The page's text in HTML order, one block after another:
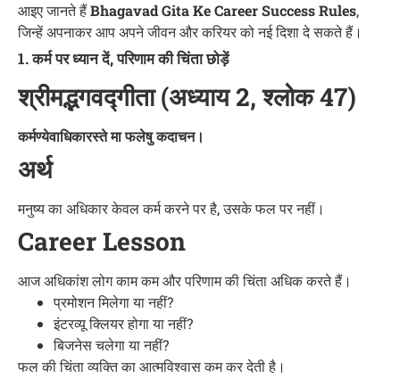
आइए जानते हैंBhagavad Gita Ke Career Success Rules,
जिन्हें अपनाकर आप अपने जीवन और करियर को नई दिशा दे सकते हैं।
1. कर्म पर ध्यान दें, परिणाम की चिंता छोड़ें
श्रीमद्भगवद्गीता (अध्याय 2, श्लोक 47)
कर्मण्येवाधिकारस्ते मा फलेषु कदाचन।
अर्थ
मनुष्य का अधिकार केवल कर्म करने पर है, उसके फल पर नहीं।
Career Lesson
आज अधिकांश लोग काम कम और परिणाम की चिंता अधिक करते हैं।
प्रमोशन मिलेगा या नहीं?
इंटरव्यू क्लियर होगा या नहीं?
बिजनेस चलेगा या नहीं?
फल की चिंता व्यक्ति का आत्मविश्वास कम कर देती है।